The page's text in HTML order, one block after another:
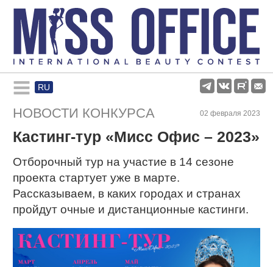
RU
Rules and regulations
About pageant
Participants
Gallery
НОВОСТИ КОНКУРСА 02 февраля 2023
Кастинг-тур «Мисс Офис – 2023»
Отборочный тур на участие в 14 сезоне
проекта стартует уже в марте.
Рассказываем, в каких городах и странах
пройдут очные и дистанционные кастинги.